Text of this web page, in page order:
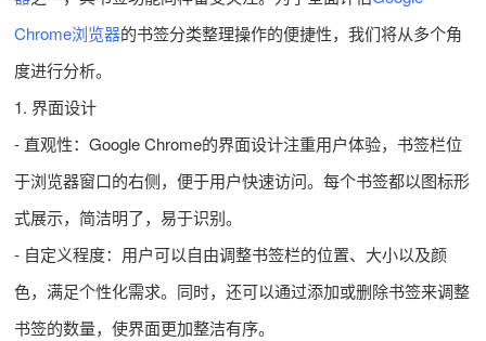
Chrome浏览器的书签分类整理操作的便捷性，我们将从多个角
度进行分析。
1. 界面设计
- 直观性：Google Chrome的界面设计注重用户体验，书签栏位
于浏览器窗口的右侧，便于用户快速访问。每个书签都以图标形
式展示，简洁明了，易于识别。
- 自定义程度：用户可以自由调整书签栏的位置、大小以及颜
色，满足个性化需求。同时，还可以通过添加或删除书签来调整
书签的数量，使界面更加整洁有序。